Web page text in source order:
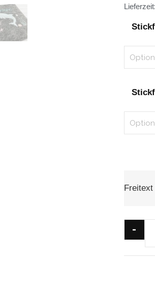
Lieferzeit:
Freitext
-